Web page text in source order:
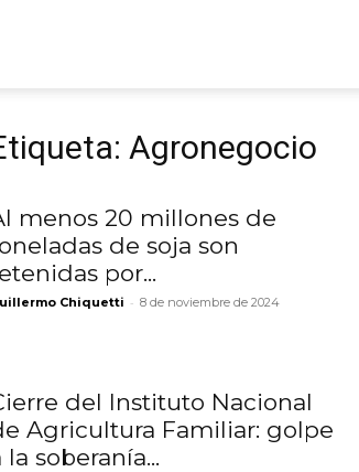
Agronegocio
menos 20 millones de
de soja son
por...
Chiquetti - 8 de noviembre de 2024
del Instituto Nacional
Agricultura Familiar: golpe
la soberanía...